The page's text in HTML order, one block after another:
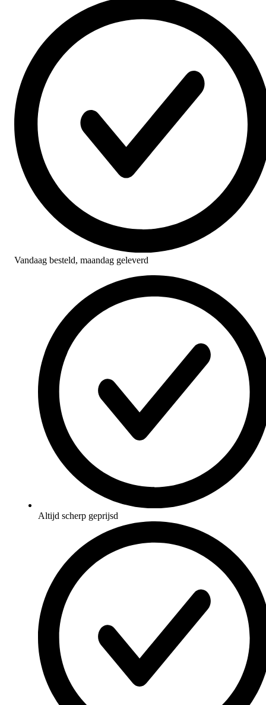
Vandaag besteld, maandag geleverd
Altijd scherp geprijsd